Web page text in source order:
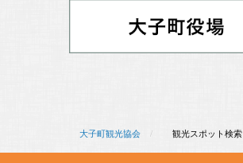
大子町観光協会 観光スポット検索